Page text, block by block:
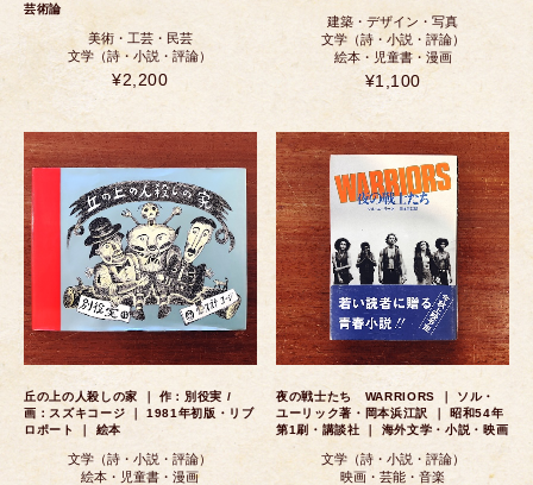
芸術論
美術・工芸・民芸
文学（詩・小説・評論）
¥2,200
建築・デザイン・写真
文学（詩・小説・評論）
絵本・児童書・漫画
¥1,100
丘の上の人殺しの家 ｜ 作：別役実 /
画：スズキコージ ｜ 1981年初版・リブ
ロポート ｜ 絵本
文学（詩・小説・評論）
絵本・児童書・漫画
夜の戦士たち WARRIORS ｜ ソル・
ユーリック著・岡本浜江訳 ｜ 昭和54年
第1刷・講談社 ｜ 海外文学・小説・映画
文学（詩・小説・評論）
映画・芸能・音楽